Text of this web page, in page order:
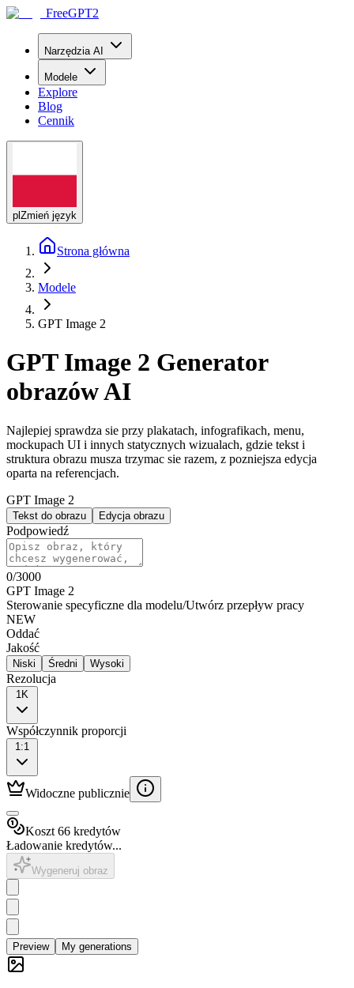
FreeGPT2
Narzędzia AI
Modele
Explore
Blog
Cennik
pl Zmień język
Strona główna
Modele
GPT Image 2
GPT Image 2 Generator
obrazów AI
Najlepiej sprawdza sie przy plakatach, infografikach, menu,
mockupach UI i innych statycznych wizualach, gdzie tekst i
struktura obrazu musza trzymac sie razem, z pozniejsza edycja
oparta na referencjach.
GPT Image 2
Tekst do obrazu Edycja obrazu
Podpowiedź
0/3000
GPT Image 2
Sterowanie specyficzne dla modelu/Utwórz przepływ pracy
NEW
Oddać
Jakość
Niski Średni Wysoki
Rezolucja
1K
Współczynnik proporcji
1:1
Widoczne publicznie
Koszt 66 kredytów
Ładowanie kredytów...
Wygeneruj obraz
Preview My generations